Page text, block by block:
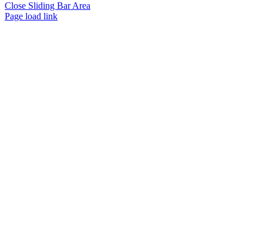
Close Sliding Bar Area
Page load link